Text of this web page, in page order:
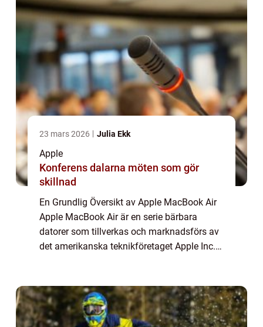
23 mars 2026 Julia Ekk
Apple
Konferens dalarna möten som gör
skillnad
En Grundlig Översikt av Apple MacBook Air
Apple MacBook Air är en serie bärbara
datorer som tillverkas och marknadsförs av
det amerikanska teknikföretaget Apple Inc.
komp...